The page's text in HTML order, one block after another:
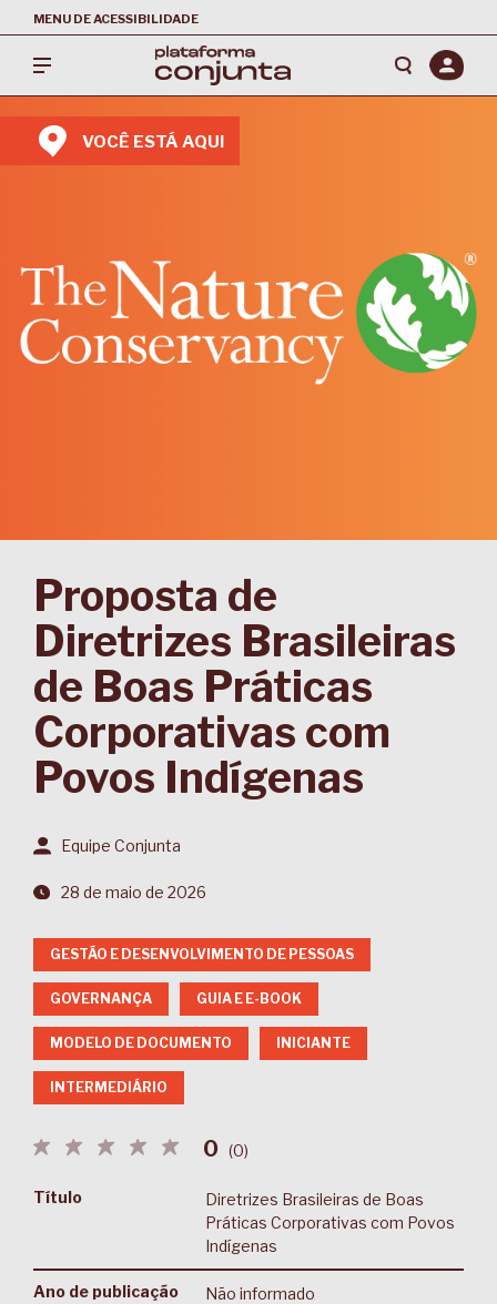
MENU DE ACESSIBILIDADE
VOCÊ ESTÁ AQUI
Proposta de
Diretrizes Brasileiras
de Boas Práticas
Corporativas com
Povos Indígenas
Equipe Conjunta
28 de maio de 2026
GESTÃO E DESENVOLVIMENTO DE PESSOAS
GOVERNANÇA GUIA E E-BOOK
MODELO DE DOCUMENTO INICIANTE
INTERMEDIÁRIO
0 (0)
Título
Diretrizes Brasileiras de Boas
Práticas Corporativas com Povos
Indígenas
Ano de publicação Não informado